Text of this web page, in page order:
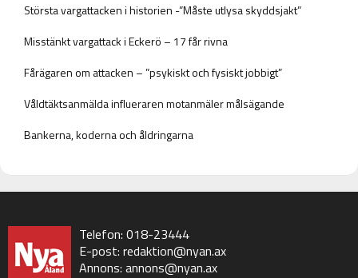
Största vargattacken i historien -”Måste utlysa skyddsjakt”
Misstänkt vargattack i Eckerö – 17 får rivna
Fårägaren om attacken – ”psykiskt och fysiskt jobbigt”
Våldtäktsanmälda influeraren motanmäler målsägande
Bankerna, koderna och åldringarna
Telefon: 018-23444
E-post: redaktion@nyan.ax
Annons: annons@nyan.ax